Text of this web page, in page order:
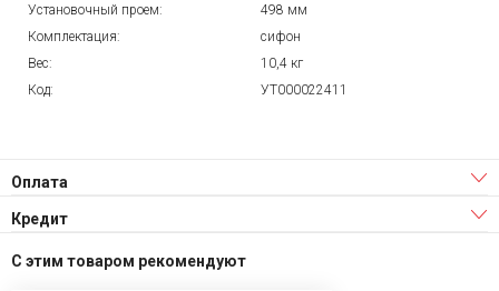
Установочный проем:
498 мм
Комплектация:
сифон
Вес:
10,4 кг
Код:
УТ000022411
Оплата
Кредит
С этим товаром рекомендуют